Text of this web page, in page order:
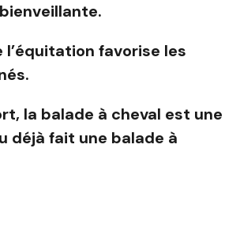
favorise les
la balade à cheval est une
déjà fait une balade à